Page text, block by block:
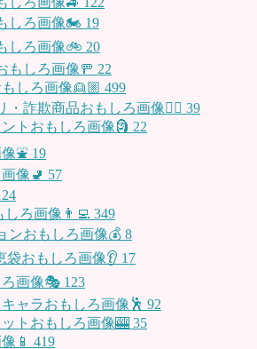
しろ画像🏍 19
しろ画像🚲 20
もしろ画像🚥 22
しろ画像👱🏼 499
・詐欺商品おもしろ画像🙅‍♀️ 39
トおもしろ画像🗿 22
⛲️ 19
像🚽 57
しろ画像👨‍💻 349
ンおもしろ画像💰 8
袋おもしろ画像👂 17
画像🎭 123
ャラおもしろ画像🕺 92
トおもしろ画像🎰 35
📱 419